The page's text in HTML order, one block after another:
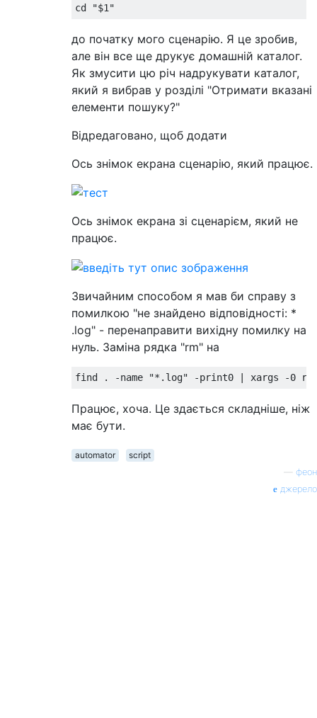
cd "$1"
до початку мого сценарію. Я це зробив,
але він все ще друкує домашній каталог.
Як змусити цю річ надрукувати каталог,
який я вибрав у розділі "Отримати вказані
елементи пошуку?"
Відредаговано, щоб додати
Ось знімок екрана сценарію, який працює.
Ось знімок екрана зі сценарієм, який не
працює.
Звичайним способом я мав би справу з
помилкою "не знайдено відповідності: *
.log" - перенаправити вихідну помилку на
нуль. Заміна рядка "rm" на
find . -name "*.log" -print0 xargs -0
Працює, хоча. Це здається складніше, ніж
має бути.
automator
script
феон
джерело